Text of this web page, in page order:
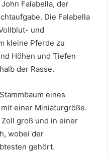
Falabella, der
Die Falabella
und
kleine Pferde zu
Höhen und Tiefen
der Rasse.
eines
einer Miniaturgröße.
groß und in einer
wobei der
gehört.